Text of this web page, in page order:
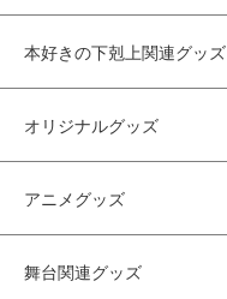
本好きの下剋上関連グッズ
オリジナルグッズ
アニメグッズ
舞台関連グッズ